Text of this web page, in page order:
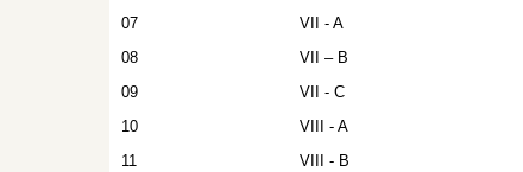
07
VII - A
08
VII – B
09
VII - C
10
VIII - A
11
VIII - B